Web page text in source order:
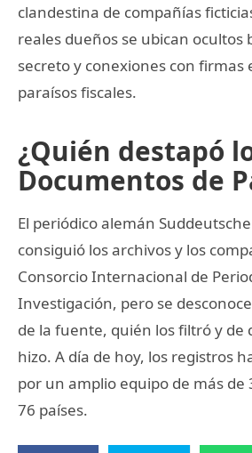
clandestina de compañías
reales dueños se ubican ocultos
secreto y conexiones con firmas
paraísos fiscales.
¿Quién destapó
Documentos de
El periódico alemán
consiguió los archivos y los
Consorcio Internacional de
Investigación, pero se
de la fuente, quién los filtró y de
hizo. A día de hoy, los registros
por un amplio equipo de más de
76 países.